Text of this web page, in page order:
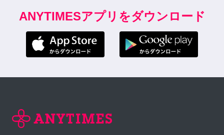
ANYTIMESアプリをダウンロード